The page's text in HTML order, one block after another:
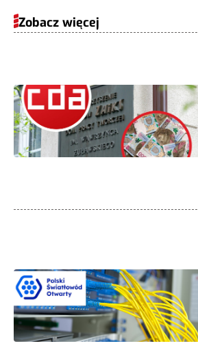
Zobacz więcej